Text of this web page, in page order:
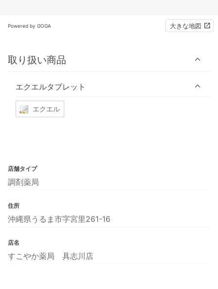
Powered by GOGA 大きな地図
取り扱い商品
エクエルタブレット
エクエル
店舗タイプ
調剤薬局
住所
沖縄県うるま市字宮里261-16
店名
すこやか薬局 具志川店